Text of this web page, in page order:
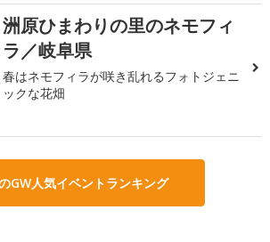
洲原ひまわりの里のネモフィ
ラ／岐阜県
春はネモフィラが咲き乱れるフォトジェニ
ックな花畑
GW人気イベントランキング